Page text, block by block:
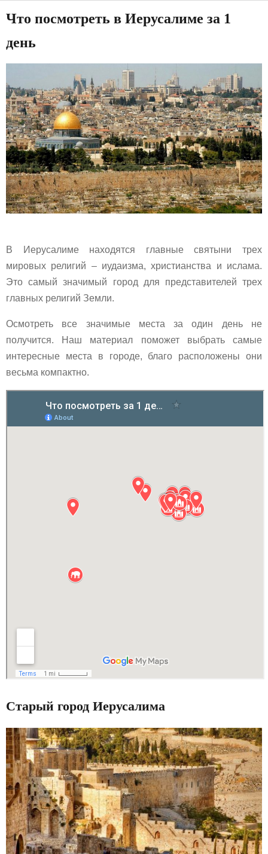
Что посмотреть в Иерусалиме за 1
день
В Иерусалиме находятся главные святыни трех
мировых религий – иудаизма, христианства и ислама.
Это самый значимый город для представителей трех
главных религий Земли.
Осмотреть все значимые места за один день не
получится. Наш материал поможет выбрать самые
интересные места в городе, благо расположены они
весьма компактно.
Старый город Иерусалима